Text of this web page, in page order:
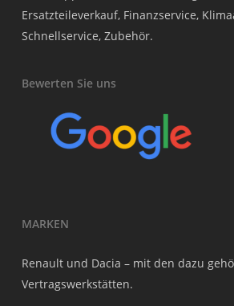
Ersatzteileverkauf, Finanzservice,
Schnellservice, Zubehör.
Bewerten Sie uns
MARKEN
Renault und Dacia – mit den dazu
Vertragswerkstätten.